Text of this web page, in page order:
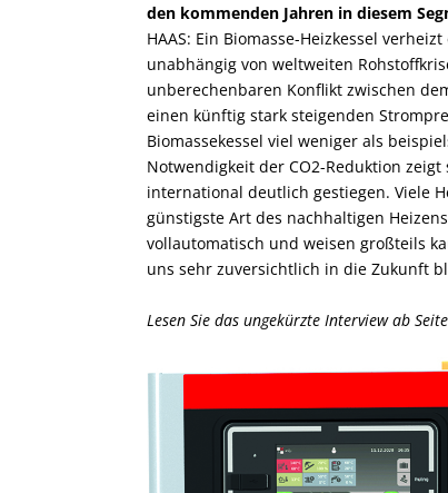
den kommenden Jahren in diesem
HAAS: Ein Biomasse-Heizkessel
unabhängig von weltweiten
unberechenbaren Konflikt zwischen
einen künftig stark steigenden
Biomassekessel viel weniger als
Notwendigkeit der CO2-Reduktion
international deutlich gestiegen. Viele
günstigste Art des nachhaltigen
vollautomatisch und weisen großteils
uns sehr zuversichtlich in die Zukunft
Lesen Sie das ungekürzte Interview ab